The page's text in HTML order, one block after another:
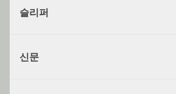
슬리퍼
신문